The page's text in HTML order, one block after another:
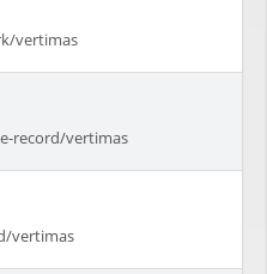
vertimas
record/vertimas
vertimas